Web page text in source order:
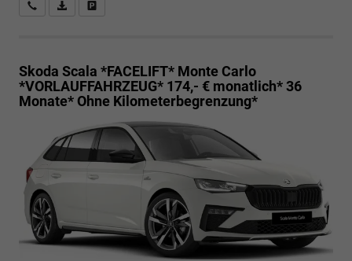
Rückrufbitte absenden
PDF-Datei, Fahrzeugexposé drucken
Skoda Scala *FACELIFT* Monte Carlo
*VORLAUFFAHRZEUG* 174,- € monatlich* 36
Monate* Ohne Kilometerbegrenzung*